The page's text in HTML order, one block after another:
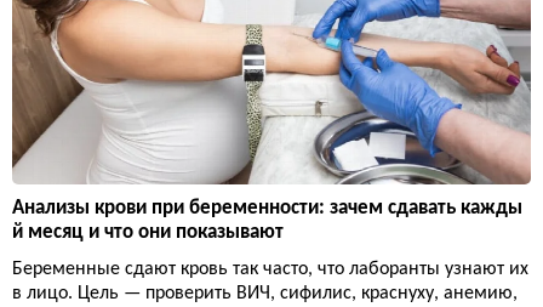
Анализы крови при беременности: зачем сдавать кажды
й месяц и что они показывают
Беременные сдают кровь так часто, что лаборанты узнают их
в лицо. Цель — проверить ВИЧ, сифилис, краснуху, анемию,